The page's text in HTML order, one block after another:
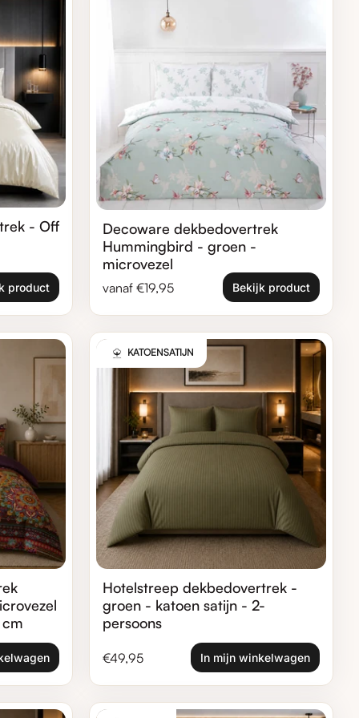
- Off
product
Decoware dekbedovertrek
Hummingbird - groen -
microvezel
Normale prijs
vanaf €19,95 Bekijk product
KATOENSATIJN
Zoom in
Hotelstreep dekbedovertrek -
groen - katoen satijn - 2-
persoons
Normale prijs
€49,95 In mijn winkelwagen